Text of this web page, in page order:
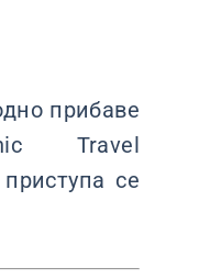
прибаве
Travel
се